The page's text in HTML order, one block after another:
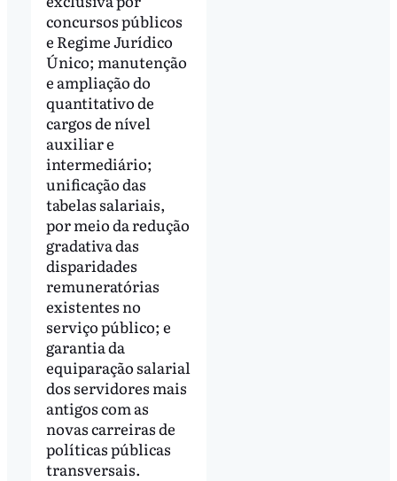
concursos públicos
e Regime Jurídico
Único; manutenção
e ampliação do
quantitativo de
cargos de nível
auxiliar e
intermediário;
unificação das
tabelas salariais,
por meio da redução
gradativa das
disparidades
remuneratórias
existentes no
serviço público; e
garantia da
equiparação salarial
dos servidores mais
antigos com as
novas carreiras de
políticas públicas
transversais.